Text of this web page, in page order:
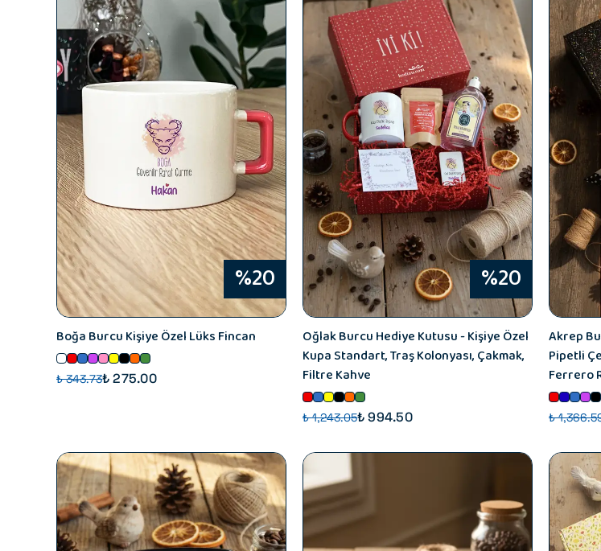
%20
Boğa Burcu Kişiye Özel Lüks Fincan
₺ 343.73₺ 275.00
%20
Oğlak Burcu Hediye Kutusu - Kişiye Özel
Kupa Standart, Traş Kolonyası, Çakmak,
Filtre Kahve
₺ 1,243.05₺ 994.50
Akrep
Pipetli
Ferrero
₺